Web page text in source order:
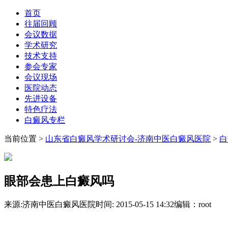
首页
往届回顾
会议数据
学术研究
技术支持
参会专家
会议现场
医院动态
先进设备
特色疗法
白癜风专栏
当前位置 > 山东省白癜风学术研讨会-济南中医白癜风医院 >
眼部会患上白癜风吗
来源:济南中医白癜风医院时间: 2015-05-15 14:32编辑：root